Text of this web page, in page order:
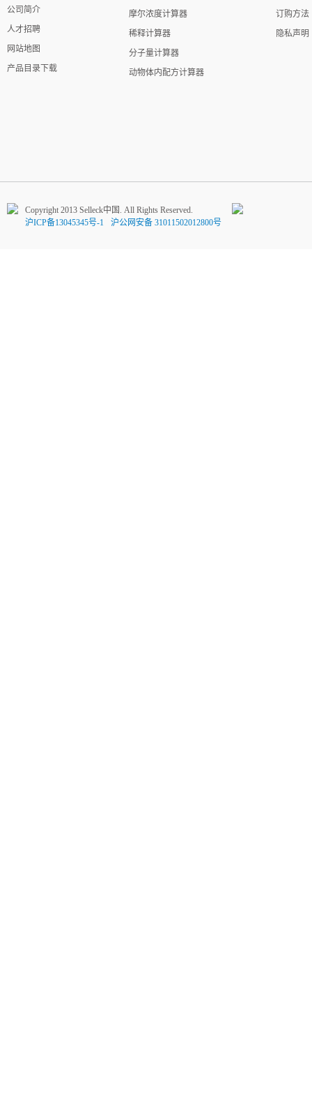
公司简介
人才招聘
网站地图
产品目录下载
摩尔浓度计算器
稀释计算器
分子量计算器
动物体内配方计算器
订购方法
隐私声明
Copyright 2013 Selleck中国. All Rights Reserved.
沪ICP备13045345号-1
沪公网安备 31011502012800号